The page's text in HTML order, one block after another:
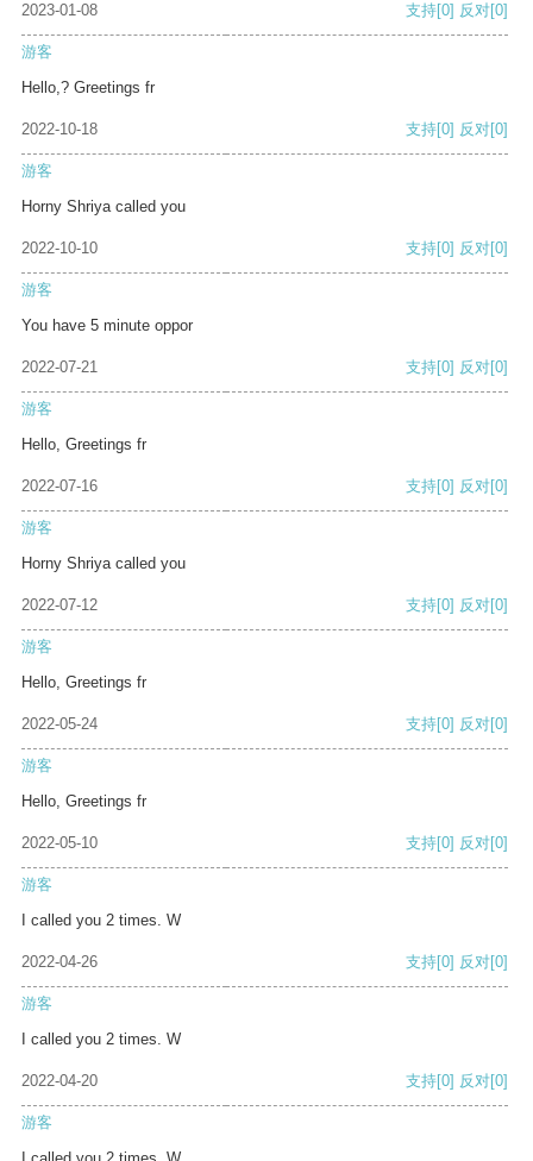
2023-01-08 支持[0] 反对[0]
游客
Hello,? Greetings fr
2022-10-18 支持[0] 反对[0]
游客
Horny Shriya called you
2022-10-10 支持[0] 反对[0]
游客
You have 5 minute oppor
2022-07-21 支持[0] 反对[0]
游客
Hello, Greetings fr
2022-07-16 支持[0] 反对[0]
游客
Horny Shriya called you
2022-07-12 支持[0] 反对[0]
游客
Hello, Greetings fr
2022-05-24 支持[0] 反对[0]
游客
Hello, Greetings fr
2022-05-10 支持[0] 反对[0]
游客
I called you 2 times. W
2022-04-26 支持[0] 反对[0]
游客
I called you 2 times. W
2022-04-20 支持[0] 反对[0]
游客